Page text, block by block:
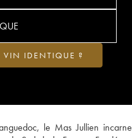
le Mas Jullien incarne
VIN IDENTIQUE ?